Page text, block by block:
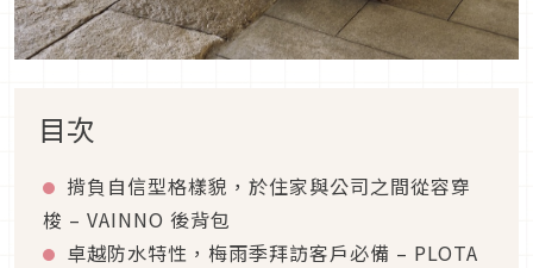
目次
揹負自信型格樣貌，於住家與公司之間從容穿
梭 – VAINNO 後背包
卓越防水特性，梅雨季拜訪客戶必備 – PLOTA